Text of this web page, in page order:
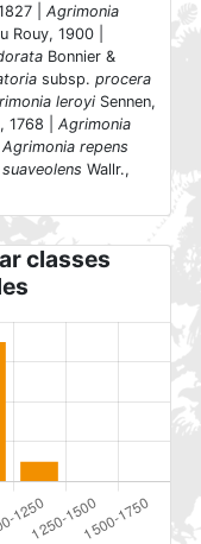
| Agrimonia
Rouy, 1900 |
Bonnier &
subsp. procera
leroyi Sennen,
1768 | Agrimonia
Agrimonia repens
Wallr.,
classes